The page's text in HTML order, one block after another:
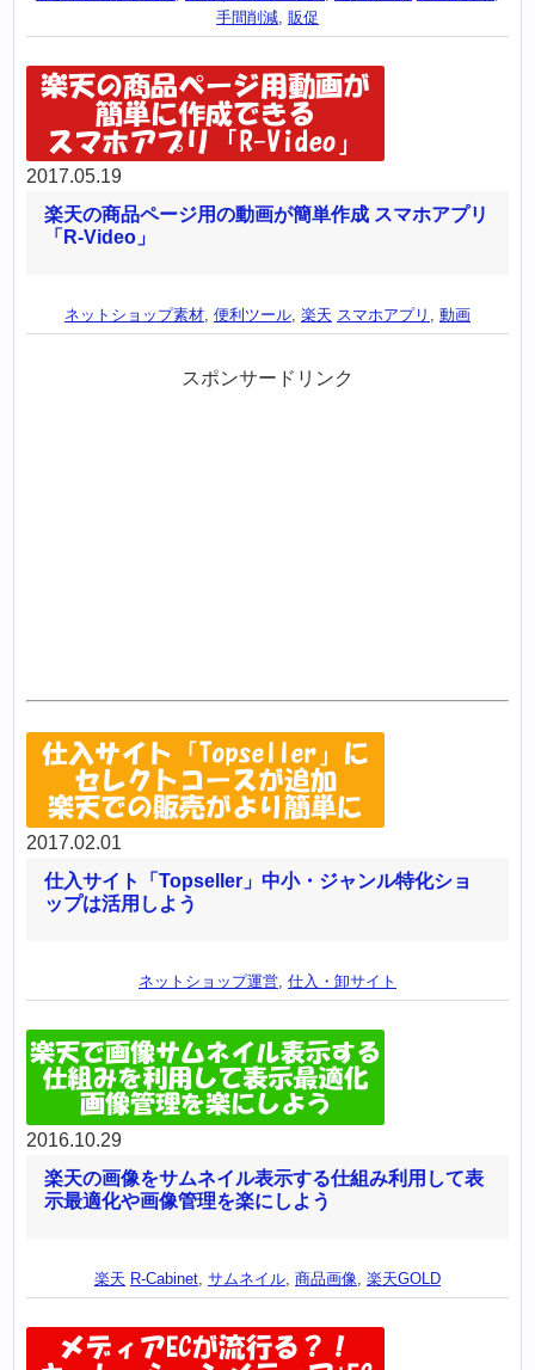
手間削減, 販促
2017.05.19
楽天の商品ページ用の動画が簡単作成 スマホアプリ
「R-Video」
ネットショップ素材, 便利ツール, 楽天 スマホアプリ , 動画
スポンサードリンク
2017.02.01
仕入サイト「Topseller」中小・ジャンル特化ショ
ップは活用しよう
ネットショップ運営, 仕入・卸サイト
2016.10.29
楽天の画像をサムネイル表示する仕組み利用して表
示最適化や画像管理を楽にしよう
楽天 R-Cabinet, サムネイル, 商品画像, 楽天GOLD